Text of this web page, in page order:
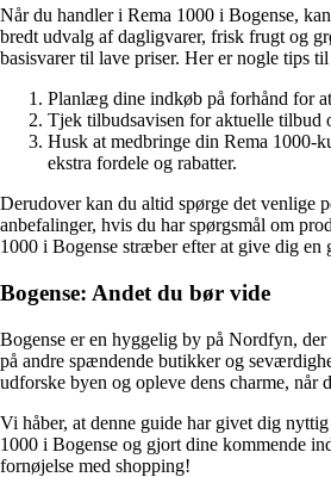
Når du handler i Rema 1000 i Bogense,
bredt udvalg af dagligvarer, frisk frugt og
basisvarer til lave priser. Her er nogle tips
Planlæg dine indkøb på forhånd for
Tjek tilbudsavisen for aktuelle tilbud
Husk at medbringe din Rema 1000-
ekstra fordele og rabatter.
Derudover kan du altid spørge det venlige
anbefalinger, hvis du har spørgsmål om
1000 i Bogense stræber efter at give dig en
Bogense: Andet du bør vide
Bogense er en hyggelig by på Nordfyn,
på andre spændende butikker og
udforske byen og opleve dens charme, når
Vi håber, at denne guide har givet dig
1000 i Bogense og gjort dine kommende
fornøjelse med shopping!